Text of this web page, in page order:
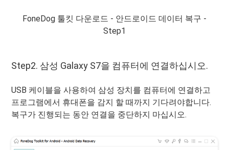
FoneDog 툴킷 다운로드 - 안드로이드 데이터 복구 -
Step1
Step2. 삼성 Galaxy S7을 컴퓨터에 연결하십시오.
USB 케이블을 사용하여 삼성 장치를 컴퓨터에 연결하고
프로그램에서 휴대폰을 감지 할 때까지 기다려야합니다.
복구가 진행되는 동안 연결을 중단하지 마십시오.